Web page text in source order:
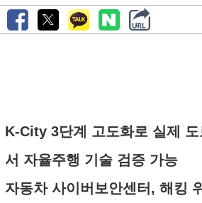
K-City 3단계 고도화로 실제 도
서 자율주행 기술 검증 가능
자동차 사이버보안센터, 해킹